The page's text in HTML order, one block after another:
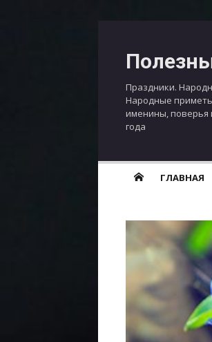
Праздники.
Народные
именины, поверья
года
ГЛАВНАЯ